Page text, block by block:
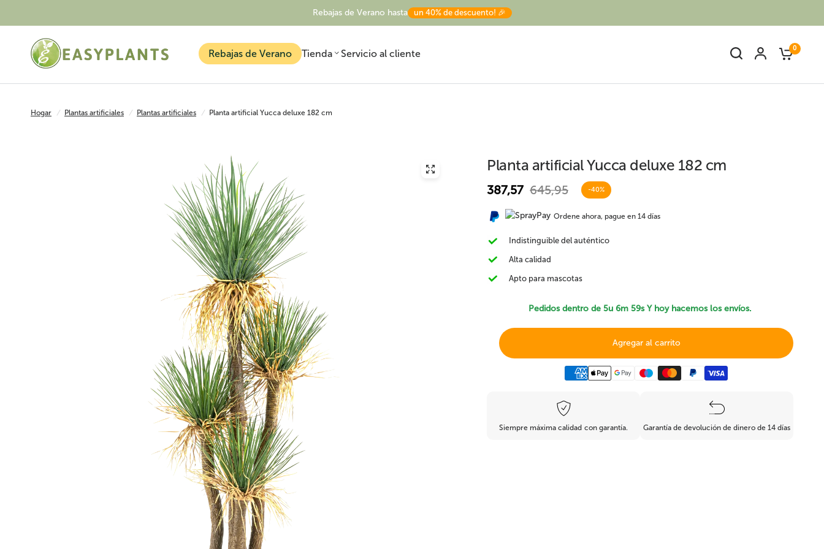
Rebajas de Verano hasta un 40% de descuento! 🎉
Rebajas de Verano Tienda
Plantas artificiales
Todas las plantas
artificiales
Árboles artificiales
Ave del paraíso o
Olivo artificial Plantas silvestres
Monstera artificial Helechos artificiales Suculentas artificiales Resistente al fuego
Decoración navideña
🎀
Servicio al cliente 0
Hogar / Plantas artificiales / Plantas artificiales / Planta artificial Yucca deluxe 182 cm
Planta artificial Yucca deluxe 182 cm
387,57 645,95 -40%
Ordene ahora, pague en 14 días
Indistinguible del auténtico
Alta calidad
Apto para mascotas
Pedidos dentro de 5u 6m 58sY hoy hacemos los envíos.
Agregar al carrito
Siempre máxima calidad con garantía. Garantía de devolución de dinero de 14 días